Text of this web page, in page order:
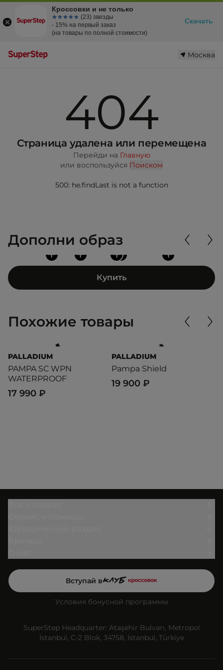
Москва
404
Страница удалена или перемещена
Перейди на Главную
или воспользуйся Поиском
500: he.findLast is not a function
Дополни образ
+
+
+ + +
Купить
Похожие товары
PALLADIUM
PAMPA SC WPN
WATERPROOF
17 990 ₽
PALLADIUM
Pampa Shield
19 900 ₽
Вступай в
Условия бонусной программы
SuperStep Headquarter: Ataşehir Bulvarı, Metropol
İstanbul, C-2 Blok, 34758, İstanbul, Türkiye
Кроссовки и не только
☆☆☆☆☆
★★★★★ (23) звезды
- 15% на первый заказ
(на товары по полной стоимости)
Скачать